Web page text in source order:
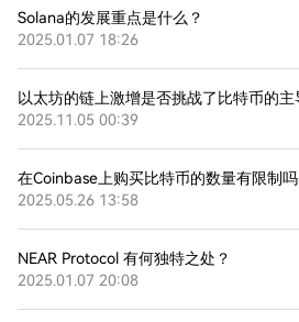
Solana的发展重点是什么？
2025.01.07 18:26
以太坊的链上激增是否挑战了比特币的主
2025.11.05 00:39
在Coinbase上购买比特币的数量有限制吗
2025.05.26 13:58
NEAR Protocol 有何独特之处？
2025.01.07 20:08